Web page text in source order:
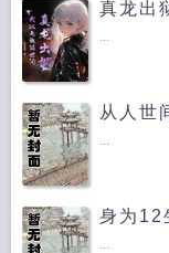
真龙出
...
从人世
...
身为12
...